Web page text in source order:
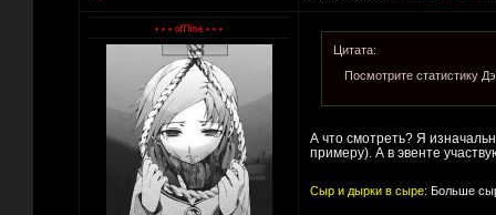
Цитата:
Посмотрите статистику
А что смотреть? Я
примеру). А в эвенте
Сыр и дырки в сыре: Больше